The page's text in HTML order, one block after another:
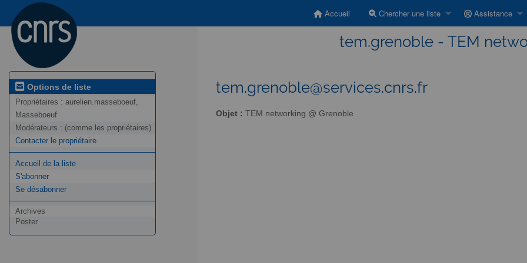
Accueil Chercher une liste Assistance
tem.grenoble - TEM
Options de liste
Propriétaires : aurelien.masseboeuf,
Masseboeuf
Modérateurs : (comme les propriétaires)
Contacter le propriétaire
Accueil de la liste
S'abonner
Se désabonner
Archives
Poster
tem.grenoble@services.cnrs.fr
Objet : TEM networking @ Grenoble